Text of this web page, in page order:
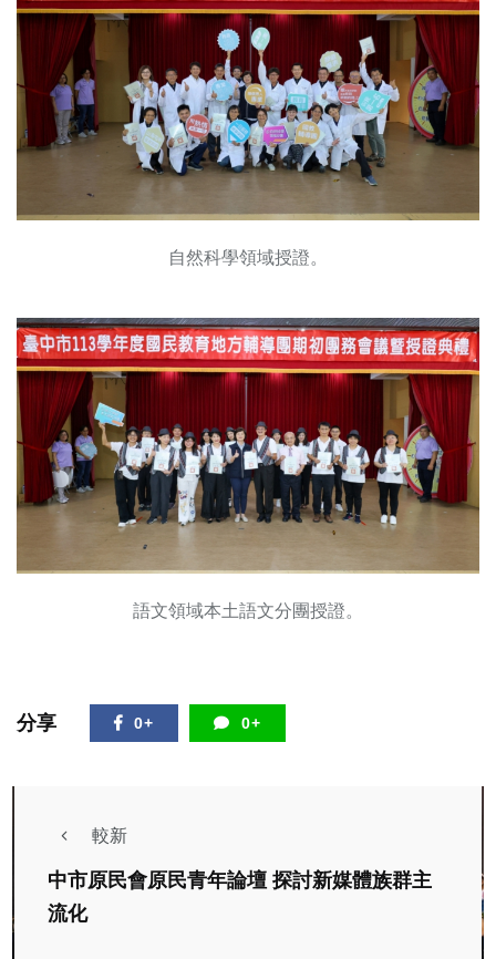
自然科學領域授證。
語文領域本土語文分團授證。
分享 0+ 0+
較新
中市原民會原民青年論壇 探討新媒體族群主
流化